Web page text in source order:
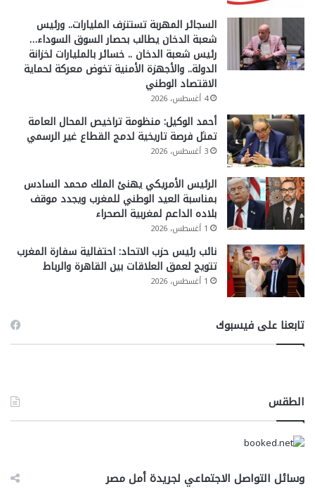
السجائر المهربة تستنزف المليارات.. ورئيس
شعبة الدخان يطالب بحصار السوق السوداء…
رئيس شعبة الدخان .. خسائر بالمليارات لخزانة
الدولة.. والأجهزة الأمنية تخوض معركة لحماية
الاقتصاد الوطني
4 أغسطس، 2026
أحمد الوكيل: منظومة تراخيص المحال العامة
تمثل فرصة تاريخية لدمج القطاع غير الرسمي
3 أغسطس، 2026
الرئيس الأمريكي يهنئ الملك محمد السادس
بمناسبة العيد الوطني للمغرب ويجدد موقف
بلاده الداعم لمغربية الصحراء
1 أغسطس، 2026
نائب رئيس حزب الاتحاد: احتفالية سفارة المغرب
تتويج لعمق العلاقات بين القاهرة والرباط
1 أغسطس، 2026
تابعنا على فيسبوك
الطقس
وسائل التواصل الاجتماعي لجريدة أمل مصر